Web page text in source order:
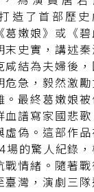
造了首部歷史
葛嫩娘》或《碧
末史實，講述秦
咸結為夫婦後，
危急，毅然激勵
。最終葛嫩娘被
譜寫家國悲歌
虛偽。這部作品
場的驚人紀錄，
戰情緒。隨著戰
臺灣，演劇三隊